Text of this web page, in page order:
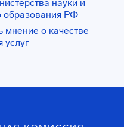
науки и
образования РФ
мнение о качестве
услуг